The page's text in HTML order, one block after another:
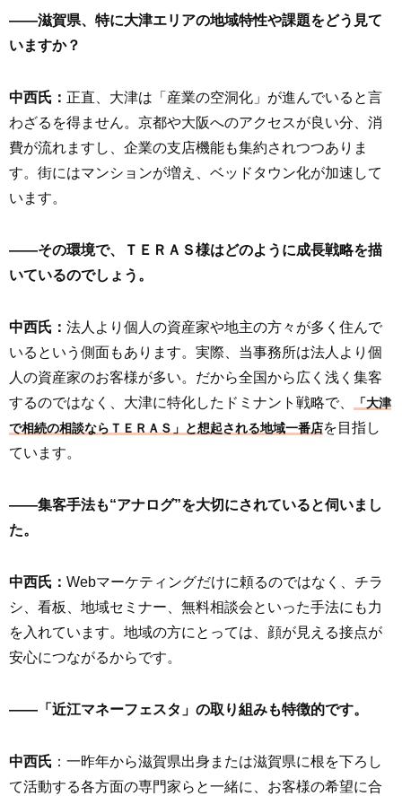
――滋賀県、特に大津エリアの地域特性や課題をどう見て
いますか？
中西氏： 正直、大津は「産業の空洞化」が進んでいると言
わざるを得ません。京都や大阪へのアクセスが良い分、消
費が流れますし、企業の支店機能も集約されつつありま
す。街にはマンションが増え、ベッドタウン化が加速して
います。
――その環境で、 ＴＥＲＡＳ様はどのように成長戦略を描
いているのでしょう。
中西氏： 法人より個人の資産家や地主の方々が多く住んで
いるという側面もあります。実際、当事務所は法人より個
人の資産家のお客様が多い。だから全国から広く浅く集客
するのではなく、大津に特化したドミナント戦略で、
「大津
で相続の相談なら ＴＥＲＡＳ 」と想起される地域一番店を目指し
ています。
――集客手法も“アナログ”を大切にされていると伺いまし
た。
中西氏： Webマーケティングだけに頼るのではなく、チラ
シ、看板、地域セミナー、無料相談会といった手法にも力
を入れています。地域の方にとっては、顔が見える接点が
安心につながるからです。
――「近江マネーフェスタ」の取り組みも特徴的です。
中西氏 ：一昨年から滋賀県出身または滋賀県に根を下ろし
て活動する各方面の専門家らと一緒に、お客様の希望に合